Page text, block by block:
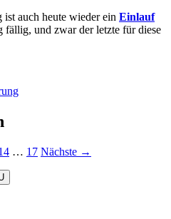
ist auch heute wieder ein Einlauf
fällig, und zwar der letzte für diese
… 17 Nächste →